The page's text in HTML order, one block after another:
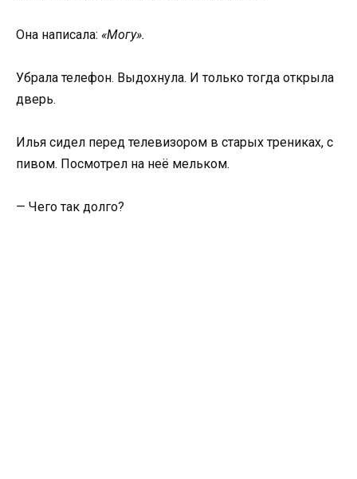
Она написала: «Могу».
Убрала телефон. Выдохнула. И только тогда открыла
дверь.
Илья сидел перед телевизором в старых трениках, с
пивом. Посмотрел на неё мельком.
— Чего так долго?